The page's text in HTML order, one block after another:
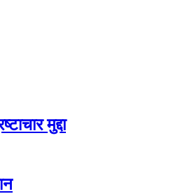
मुद्दा